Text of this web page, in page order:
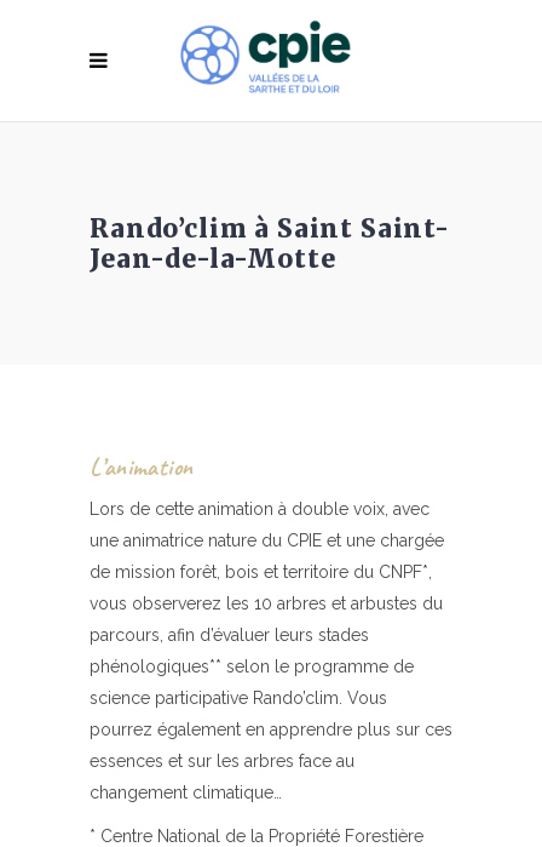
Rando’clim à Saint Saint-
Jean-de-la-Motte
L’animation
Lors de cette animation à double voix, avec
une animatrice nature du CPIE et une chargée
de mission forêt, bois et territoire du CNPF*,
vous observerez les 10 arbres et arbustes du
parcours, afin d’évaluer leurs stades
phénologiques** selon le programme de
science participative Rando’clim. Vous
pourrez également en apprendre plus sur ces
essences et sur les arbres face au
changement climatique…
* Centre National de la Propriété Forestière